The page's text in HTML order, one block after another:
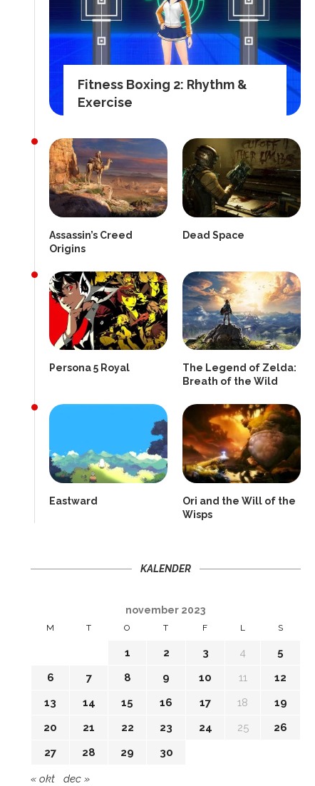
Fitness Boxing 2: Rhythm &
Exercise
Assassin’s Creed
Origins
Dead Space
Persona 5 Royal
The Legend of Zelda:
Breath of the Wild
Eastward
Ori and the Will of the
Wisps
KALENDER
november 2023
M T O T F L S
1 2 3 4
5
6
7 8 9 10 11
12
13
14 15 16 17 18
19
20
21 22 23 24 25
26
27
28 29 30
« okt dec »